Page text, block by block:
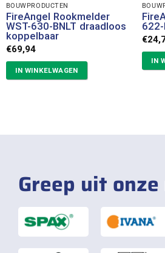
BOUWPRODUCTEN
FireAngel Rookmelder
WST-630-BNLT draadloos
koppelbaar
€69,94
IN WINKELWAGEN
622-
€
IN
Greep uit